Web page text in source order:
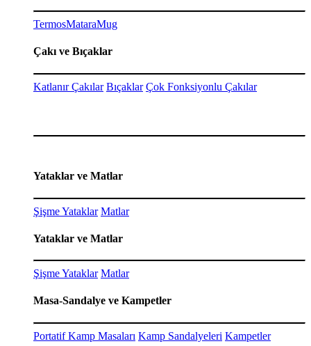
TermosMataraMug
Çakı ve Bıçaklar
Katlanır Çakılar Bıçaklar Çok Fonksiyonlu Çakılar
Yataklar ve Matlar
Şişme Yataklar Matlar
Yataklar ve Matlar
Şişme Yataklar Matlar
Masa-Sandalye ve Kampetler
Portatif Kamp Masaları Kamp Sandalyeleri Kampetler